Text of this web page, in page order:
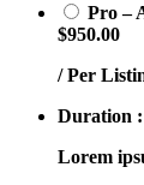
Pro –
$950.00
/ Per
Duration :
Lorem